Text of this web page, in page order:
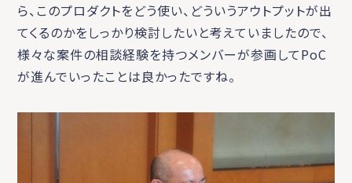
ら、このプロダクトをどう使い、どういうアウトプットが出
てくるのかをしっかり検討したいと考えていましたので、
様々な案件の相談経験を持つメンバーが参画してPoC
が進んでいったことは良かったですね。